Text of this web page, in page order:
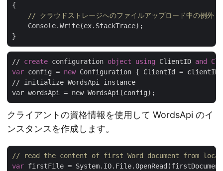
{
// クラウドストレージへのファイルアップロード中の例外
    Console.Write(ex.StackTrace);
// create configuration object using ClientID and
var config = new Configuration { ClientId =
// initialize WordsApi instance
クライアントの資格情報を使用して WordsApi のイ
ンスタンスを作成します。
// read the content of first Word document from
var firstFile =